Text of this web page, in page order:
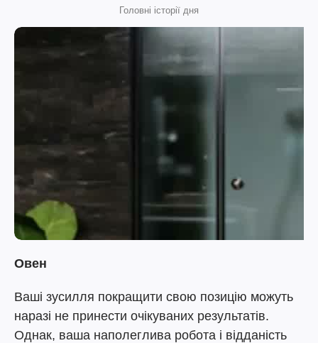
Головні історії дня
Овен
Ваші зусилля покращити свою позицію можуть
наразі не принести очікуваних результатів.
Однак, ваша наполеглива робота і відданість